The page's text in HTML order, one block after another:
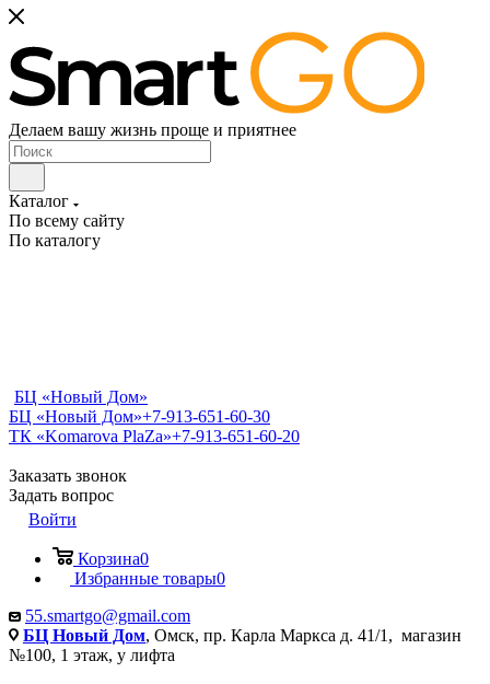
Делаем вашу жизнь проще и приятнее
Каталог
По всему сайту
По каталогу
БЦ «Новый Дом»
БЦ «Новый Дом»+7-913-651-60-30
ТК «Komarova PlaZa»+7-913-651-60-20
Заказать звонок
Задать вопрос
Войти
Корзина0
Избранные товары0
55.smartgo@gmail.com
БЦ Новый Дом, Омск, пр. Карла Маркса д. 41/1, магазин
№100, 1 этаж, у лифта